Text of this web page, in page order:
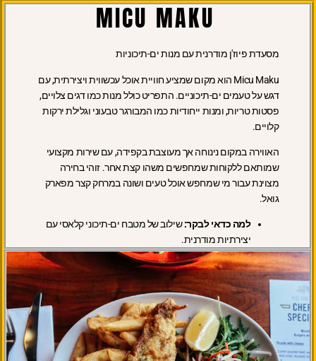
MICU MAKU
מסעדת פיוז'ן מודרנית עם מנות ים-תיכוניות
Micu Maku הוא מקום שמציע חוויית אוכל עכשווית ויצירתית, עם
דגש על טעמים ים-תיכוניים. התפריט כולל מנות כמו דגים צלויים,
פסטות טריות, ומנות ייחודיות כמו המבורגר טבעוני וגלילת ירקות
קלויים.
האווירה במקום נינוחה אך מעוצבת בקפידה, עם שירות מקצועי
שמותאם ללקוחות שמחפשים משהו קצת אחר. זוהי בחירה
מצוינת עבור מי שמחפש אוכל טעים ושונה במרחק קצר מפארק
גואל.
למה כדאי לבקר:שילוב של מטבח ים-תיכוני קלאסי עם
יצירתיות מודרנית.